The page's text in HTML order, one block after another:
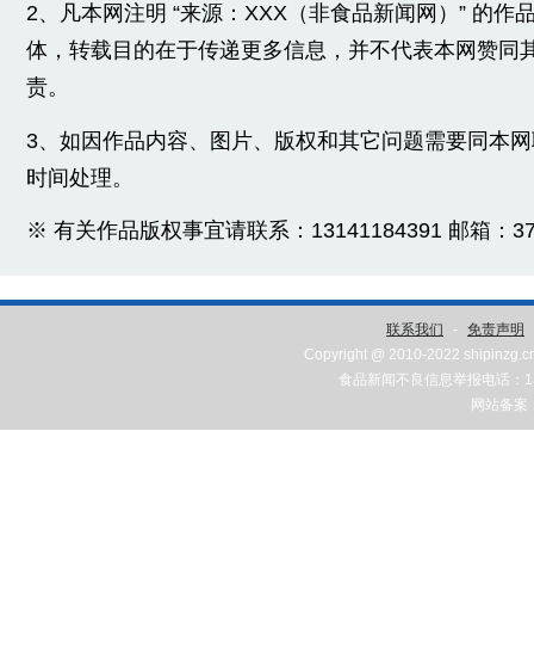
2、凡本网注明 “来源：XXX（非食品新闻网）” 的作
体，转载目的在于传递更多信息，并不代表本网赞同
责。
3、如因作品内容、图片、版权和其它问题需要同本
时间处理。
※ 有关作品版权事宜请联系：13141184391 邮箱：
联系我们 - 免责声明
Copyright @ 2010-2022
食品新闻不良信息举报电话：
网站备案